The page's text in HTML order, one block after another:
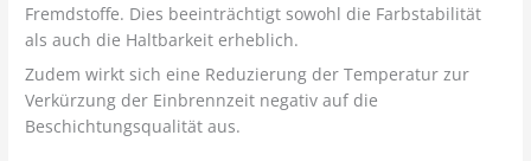
Fremdstoffe. Dies beeinträchtigt sowohl die Farbstabilität
als auch die Haltbarkeit erheblich.
Zudem wirkt sich eine Reduzierung der Temperatur zur
Verkürzung der Einbrennzeit negativ auf die
Beschichtungsqualität aus.